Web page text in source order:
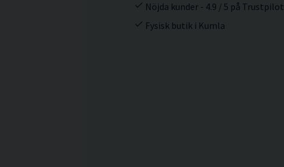
Nöjda kunder - 4.9 / 5 på Trustpilot
Fysisk butik i Kumla